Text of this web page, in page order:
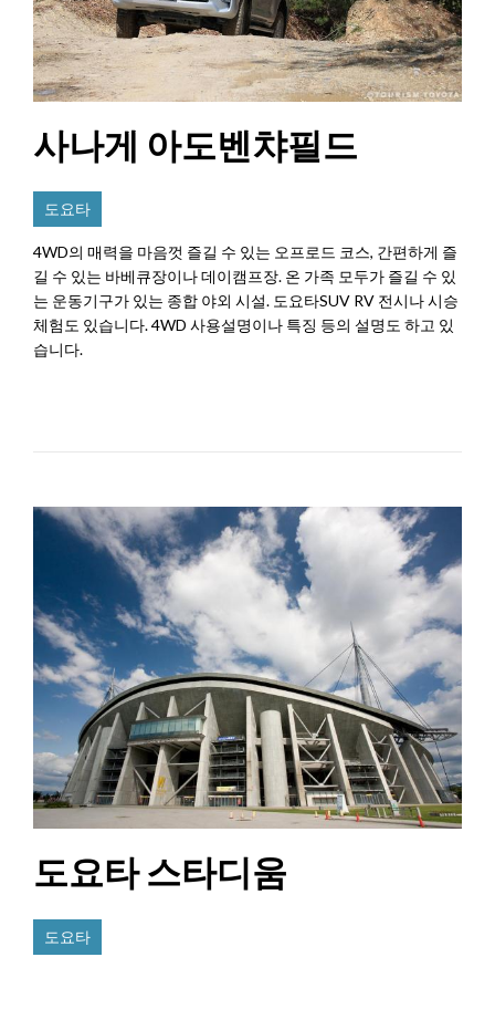
사나게 아도벤챠필드
도요타
4WD의 매력을 마음껏 즐길 수 있는 오프로드 코스, 간편하게 즐
길 수 있는 바베큐장이나 데이캠프장. 온 가족 모두가 즐길 수 있
는 운동기구가 있는 종합 야외 시설. 도요타SUV RV 전시나 시승
체험도 있습니다. 4WD 사용설명이나 특징 등의 설명도 하고 있
습니다.
도요타 스타디움
도요타